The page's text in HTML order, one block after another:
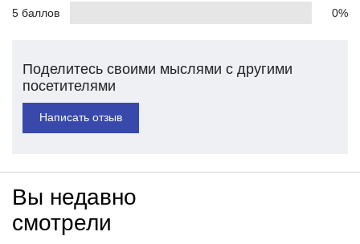
5 баллов 0%
Поделитесь своими мыслями с другими
посетителями
Написать отзыв
Вы недавно
смотрели